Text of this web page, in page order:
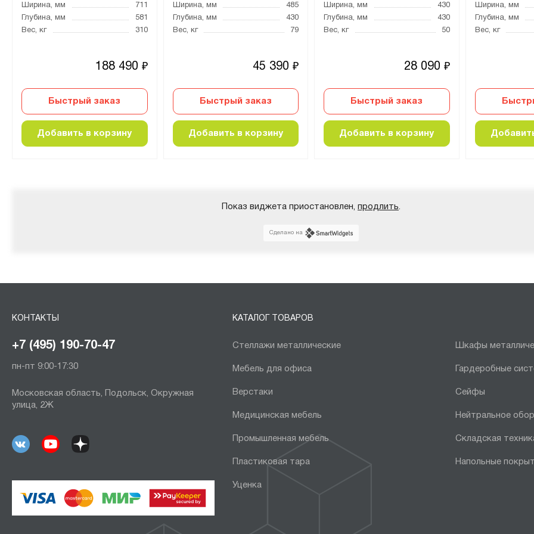
Ширина, мм
711
Глубина, мм
581
Вес, кг
310
188 490 ₽
Быстрый заказ
Добавить в корзину
Ширина, мм
485
Глубина, мм
430
Вес, кг
79
45 390 ₽
Быстрый заказ
Добавить в корзину
Ширина, мм
430
Глубина, мм
430
Вес, кг
50
28 090 ₽
Быстрый заказ
Добавить в корзину
Ширина, мм
Глубина, мм
Вес, кг
Показ виджета приостановлен, продлить
Сделано на
КОНТАКТЫ
+7 (495) 190-70-47
пн-пт 9:00-17:30
Московская область, Подольск, Окружная
улица, 2Ж
КАТАЛОГ ТОВАРОВ
Стеллажи металлические Шкафы
Мебель для офиса Гардеробные
Верстаки Сейфы
Медицинская мебель Нейтральное
Промышленная мебель Складская
Пластиковая тара Напольные
Уценка